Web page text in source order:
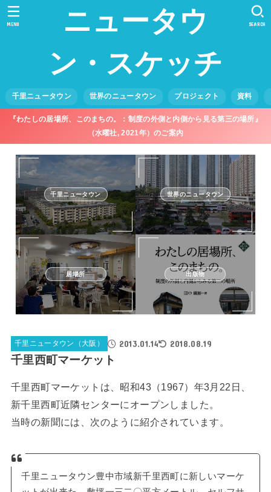
ニュータウ
ン・スケッチ
千里ニュータウン 世界のニュータウン プロジェクト 資料
SEARCH
MENU
『わたしの居場所、このまちの。：制度の外側と内側から見る第三の場所』
（水曜社, 2021年）のご案内
千里ニュータウン 世界のニュータウン
居場所 出版物
千里ニュータウン（大阪） 2013.01.14 2018.08.19
千里西町マーケット
千里西町マーケットは、昭和43（1967）年3月22日、
新千里西町近隣センターにオープンしました。
当時の新聞には、次のように紹介されています。
千里ニュータウン豊中市域新千里西町に新しいマーケ